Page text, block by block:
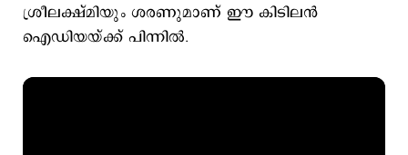
ശ്രീലക്ഷ്മിയും ശരണുമാണ് ഈ കിടിലൻ
ഐഡിയയ്ക്ക് പിന്നിൽ.